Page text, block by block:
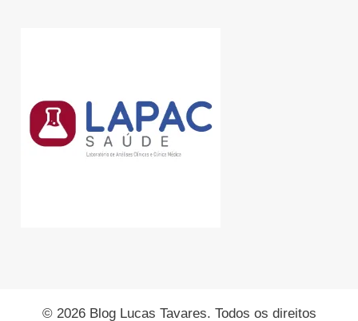
© 2026 Blog Lucas Tavares. Todos os direitos